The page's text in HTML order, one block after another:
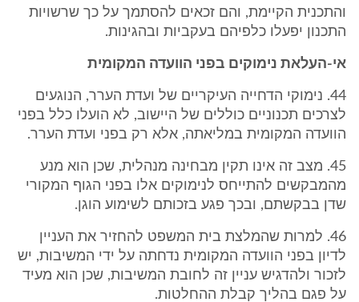
והתכנית הקיימת, והם זכאים להסתמך על כך שרשויות
התכנון יפעלו כלפיהם בעקביות ובהגינות.
אי-העלאת נימוקים בפני הוועדה המקומית
44. נימוקי הדחייה העיקריים של ועדת הערר, הנוגעים
לצרכים תכנוניים כוללים של היישוב, לא הועלו כלל בפני
הוועדה המקומית במליאתה, אלא רק בפני ועדת הערר.
45. מצב זה אינו תקין מבחינה מנהלית, שכן הוא מנע
מהמבקשים להתייחס לנימוקים אלו בפני הגוף המקורי
שדן בבקשתם, ובכך פגע בזכותם לשימוע הוגן.
46. למרות שהמלצת בית המשפט להחזיר את העניין
לדיון בפני הוועדה המקומית נדחתה על ידי המשיבות, יש
לזכור ולהדגיש עניין זה לחובת המשיבות, שכן הוא מעיד
על פגם בהליך קבלת ההחלטות.